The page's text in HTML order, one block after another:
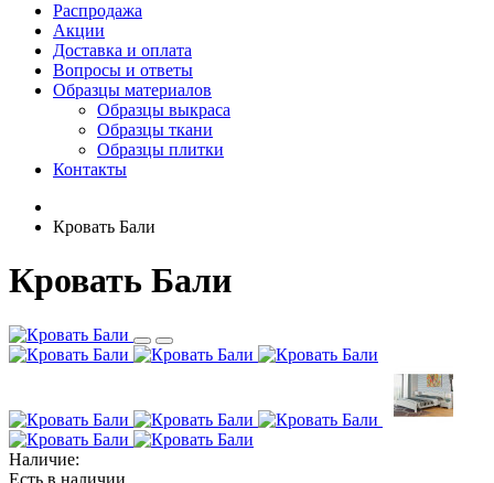
Распродажа
Акции
Доставка и оплата
Вопросы и ответы
Образцы материалов
Образцы выкраса
Образцы ткани
Образцы плитки
Контакты
Кровать Бали
Кровать Бали
Наличие:
Есть в наличии